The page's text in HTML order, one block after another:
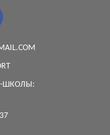
ШКОЛЫ: